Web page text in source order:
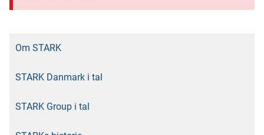
Om STARK
STARK Danmark i tal
STARK Group i tal